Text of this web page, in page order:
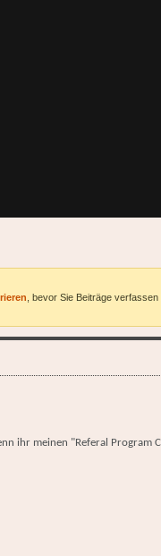
, bevor Sie Beiträge
ihr meinen "Referal Program